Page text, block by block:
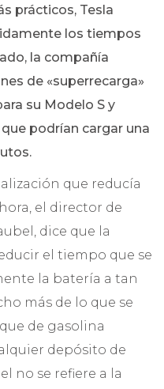
prácticos, Tesla
los tiempos
la compañía
de «superrecarga»
su Modelo S y
podrían cargar una
que reducía
el director de
dice que la
el tiempo que se
la batería a tan
más de lo que se
de gasolina
depósito de
no se refiere a la